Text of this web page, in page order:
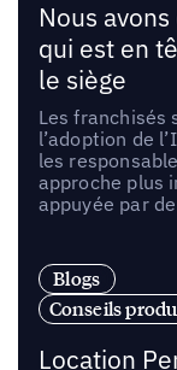
Nous
qui est en
le siège
Les franchisés
l’adoption de
les
approche plus
appuyée par
Blogs
Conseils
Location